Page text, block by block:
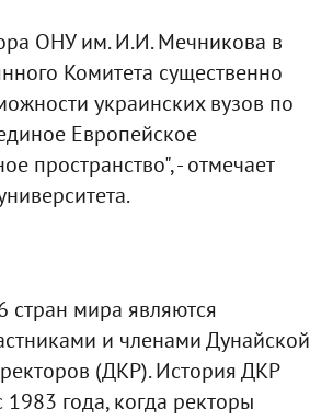
ОНУ им. И.И. Мечникова в
Комитета существенно
украинских вузов по
Европейское
пространство", - отмечает
стран мира являются
и членами Дунайской
(ДКР). История ДКР
1983 года, когда ректоры